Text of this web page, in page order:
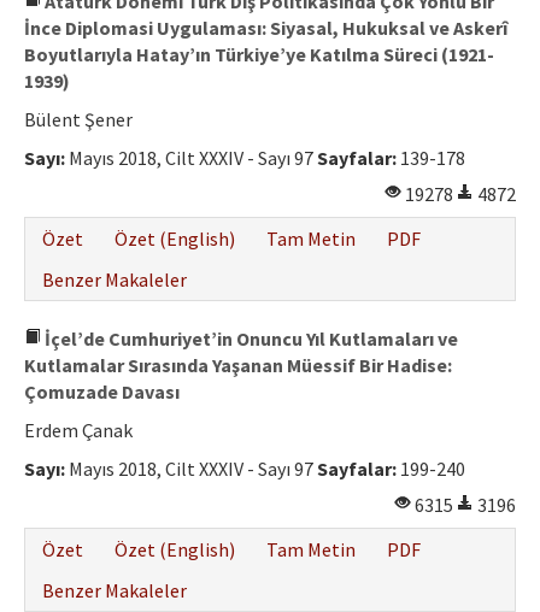
İnce Diplomasi Uygulaması: Siyasal, Hukuksal ve Askerî
Boyutlarıyla Hatay’ın Türkiye’ye Katılma Süreci (1921-
1939)
Bülent Şener
Sayı: Mayıs 2018, Cilt XXXIV - Sayı 97Sayfalar: 139-178
19278
4872
Özet
Özet (English) Tam Metin
PDF
Benzer Makaleler
İçel’de Cumhuriyet’in Onuncu Yıl Kutlamaları ve
Kutlamalar Sırasında Yaşanan Müessif Bir Hadise:
Çomuzade Davası
Erdem Çanak
Sayı: Mayıs 2018, Cilt XXXIV - Sayı 97Sayfalar: 199-240
6315
3196
Özet
Özet (English) Tam Metin
PDF
Benzer Makaleler